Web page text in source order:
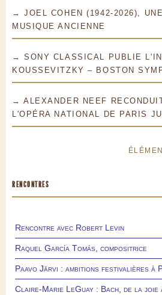
→ JOEL COHEN (1942-2026),
MUSIQUE ANCIENNE
→ SONY CLASSICAL PUBLIE
KOUSSEVITZKY – BOSTON
→ ALEXANDER NEEF
L'OPÉRA NATIONAL DE PARIS
RENCONTRES
Rencontre avec Robert Levin
Raquel García Tomás, compositrice
Paavo Järvi : ambitions festivalières à
Claire-Marie LeGuay : Bach, de la joie